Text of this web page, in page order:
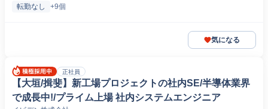
転勤なし +9個
気になる
正社員
【大垣/揖斐】新工場プロジェクトの社内SE/半導体業界
で成長中!/プライム上場 社内システムエンジニア